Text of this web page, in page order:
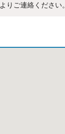
よりご連絡ください。